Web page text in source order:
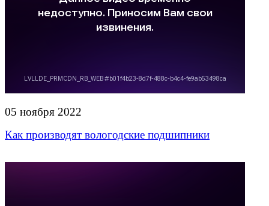
05 ноября 2022
Как производят вологодские подшипники